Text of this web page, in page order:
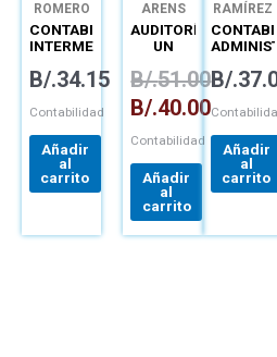
ROMERO
CONTABILIDAD
INTERMEDIA
B/.34.15
Contabilidad
Añadir
al
carrito
ARENS
AUDITORÍA
UN
INTEGRAL
B/.51.00
B/.40.00
Contabilidad
Añadir
al
carrito
RAMÍREZ
PARA LA
B/.
Añadir
al
carrito